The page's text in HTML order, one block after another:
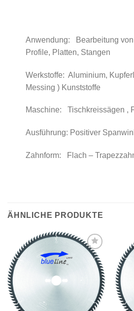
Anwendung: Bearbeitung von
Profile, Platten, Stangen
Werkstoffe: Aluminium,
Messing ) Kunststoffe
Maschine: Tischkreissägen ,
Ausführung: Positiver
Zahnform: Flach –
ÄHNLICHE PRODUKTE
hinzufügen